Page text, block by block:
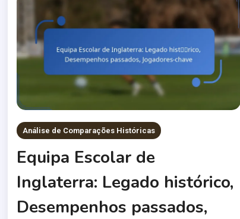
Análise de Comparações Históricas
Equipa Escolar de
Inglaterra: Legado histórico,
Desempenhos passados,